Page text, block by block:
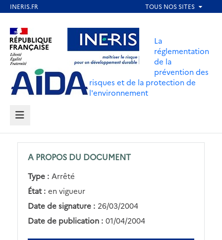
contenu
principal
Aller au contenu Aller au menu
Aller au pied de page
La
réglementation
de la
prévention des
risques et de la protection de
l'environnement
MENU
A PROPOS DU DOCUMENT
Type : Arrêté
État : en vigueur
Date de signature : 26/03/2004
Date de publication : 01/04/2004